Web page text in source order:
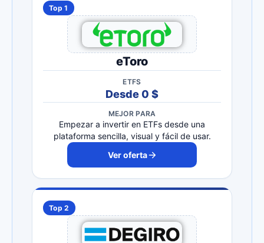
Top 1
eToro
ETFS
Desde 0 $
MEJOR PARA
Empezar a invertir en ETFs desde una
plataforma sencilla, visual y fácil de usar.
Ver oferta
Top 2